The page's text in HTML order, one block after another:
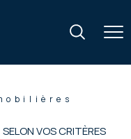
VOS CRITÈRES